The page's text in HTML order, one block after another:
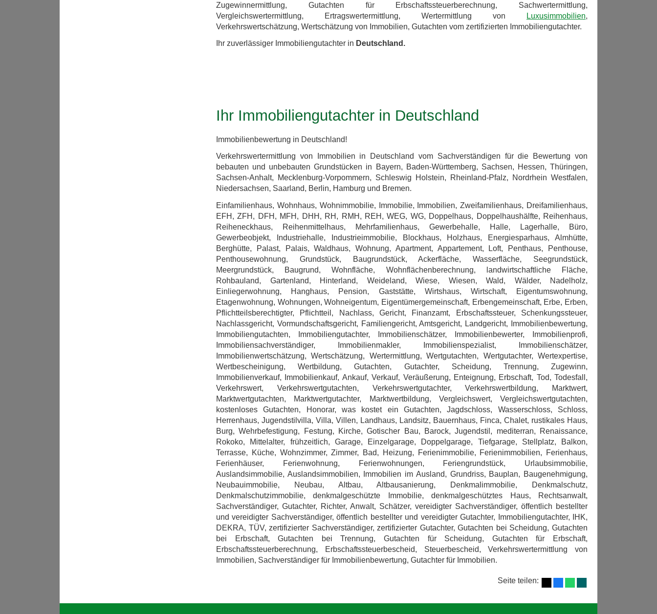
Zugewinnermittlung, Gutachten für Erbschaftssteuerberechnung, Sachwertermittlung,
Vergleichswertermittlung, Ertragswertermittlung, Wertermittlung von
Luxusimmobilien,
Verkehrswertschätzung, Wertschätzung von Immobilien, Gutachten vom zertifizierten Immobiliengutachter.
Ihr zuverlässiger Immobiliengutachter in Deutschland.
Ihr Immobiliengutachter in Deutschland
Immobilienbewertung in Deutschland!
Verkehrswertermittlung von Immobilien in Deutschland vom Sachverständigen für die Bewertung von
bebauten und unbebauten Grundstücken in Bayern, Baden-Württemberg, Sachsen, Hessen, Thüringen,
Sachsen-Anhalt, Mecklenburg-Vorpommern, Schleswig Holstein, Rheinland-Pfalz, Nordrhein Westfalen,
Niedersachsen, Saarland, Berlin, Hamburg und Bremen.
Einfamilienhaus, Wohnhaus, Wohnimmobilie, Immobilie, Immobilien, Zweifamilienhaus, Dreifamilienhaus,
EFH, ZFH, DFH, MFH, DHH, RH, RMH, REH, WEG, WG, Doppelhaus, Doppelhaushälfte, Reihenhaus,
Reiheneckhaus, Reihenmittelhaus, Mehrfamilienhaus, Gewerbehalle, Halle, Lagerhalle, Büro,
Gewerbeobjekt, Industriehalle, Industrieimmobilie, Blockhaus, Holzhaus, Energiesparhaus, Almhütte,
Berghütte, Palast, Palais, Waldhaus, Wohnung, Apartment, Appartement, Loft, Penthaus, Penthouse,
Penthousewohnung, Grundstück, Baugrundstück, Ackerfläche, Wasserfläche, Seegrundstück,
Meergrundstück, Baugrund, Wohnfläche, Wohnflächenberechnung, landwirtschaftliche Fläche,
Rohbauland, Gartenland, Hinterland, Weideland, Wiese, Wiesen, Wald, Wälder, Nadelholz,
Einliegerwohnung, Hanghaus, Pension, Gaststätte, Wirtshaus, Wirtschaft, Eigentumswohnung,
Etagenwohnung, Wohnungen, Wohneigentum, Eigentümergemeinschaft, Erbengemeinschaft, Erbe, Erben,
Pflichtteilsberechtigter, Pflichtteil, Nachlass, Gericht, Finanzamt, Erbschaftssteuer, Schenkungssteuer,
Nachlassgericht, Vormundschaftsgericht, Familiengericht, Amtsgericht, Landgericht, Immobilienbewertung,
Immobiliengutachten, Immobiliengutachter, Immobilienschätzer, Immobilienbewerter, Immobilienprofi,
Immobiliensachverständiger, Immobilienmakler, Immobilienspezialist, Immobilienschätzer,
Immobilienwertschätzung, Wertschätzung, Wertermittlung, Wertgutachten, Wertgutachter, Wertexpertise,
Wertbescheinigung, Wertbildung, Gutachten, Gutachter, Scheidung, Trennung, Zugewinn,
Immobilienverkauf, Immobilienkauf, Ankauf, Verkauf, Veräußerung, Enteignung, Erbschaft, Tod, Todesfall,
Verkehrswert, Verkehrswertgutachten, Verkehrswertgutachter, Verkehrswertbildung, Marktwert,
Marktwertgutachten, Marktwertgutachter, Marktwertbildung, Vergleichswert, Vergleichswertgutachten,
kostenloses Gutachten, Honorar, was kostet ein Gutachten, Jagdschloss, Wasserschloss, Schloss,
Herrenhaus, Jugendstilvilla, Villa, Villen, Landhaus, Landsitz, Bauernhaus, Finca, Chalet, rustikales Haus,
Burg, Wehrbefestigung, Festung, Kirche, Gotischer Bau, Barock, Jugendstil, mediterran, Renaissance,
Rokoko, Mittelalter, frühzeitlich, Garage, Einzelgarage, Doppelgarage, Tiefgarage, Stellplatz, Balkon,
Terrasse, Küche, Wohnzimmer, Zimmer, Bad, Heizung, Ferienimmobilie, Ferienimmobilien, Ferienhaus,
Ferienhäuser, Ferienwohnung, Ferienwohnungen, Feriengrundstück, Urlaubsimmobilie,
Auslandsimmobilie, Auslandsimmobilien, Immobilien im Ausland, Grundriss, Bauplan, Baugenehmigung,
Neubauimmobilie, Neubau, Altbau, Altbausanierung, Denkmalimmobilie, Denkmalschutz,
Denkmalschutzimmobilie, denkmalgeschützte Immobilie, denkmalgeschütztes Haus, Rechtsanwalt,
Sachverständiger, Gutachter, Richter, Anwalt, Schätzer, vereidigter Sachverständiger, öffentlich bestellter
und vereidigter Sachverständiger, öffentlich bestellter und vereidigter Gutachter, Immobiliengutachter, IHK,
DEKRA, TÜV, zertifizierter Sachverständiger, zertifizierter Gutachter, Gutachten bei Scheidung, Gutachten
bei Erbschaft, Gutachten bei Trennung, Gutachten für Scheidung, Gutachten für Erbschaft,
Erbschaftssteuerberechnung, Erbschaftssteuerbescheid, Steuerbescheid, Verkehrswertermittlung von
Immobilien, Sachverständiger für Immobilienbewertung, Gutachter für Immobilien.
Seite teilen: